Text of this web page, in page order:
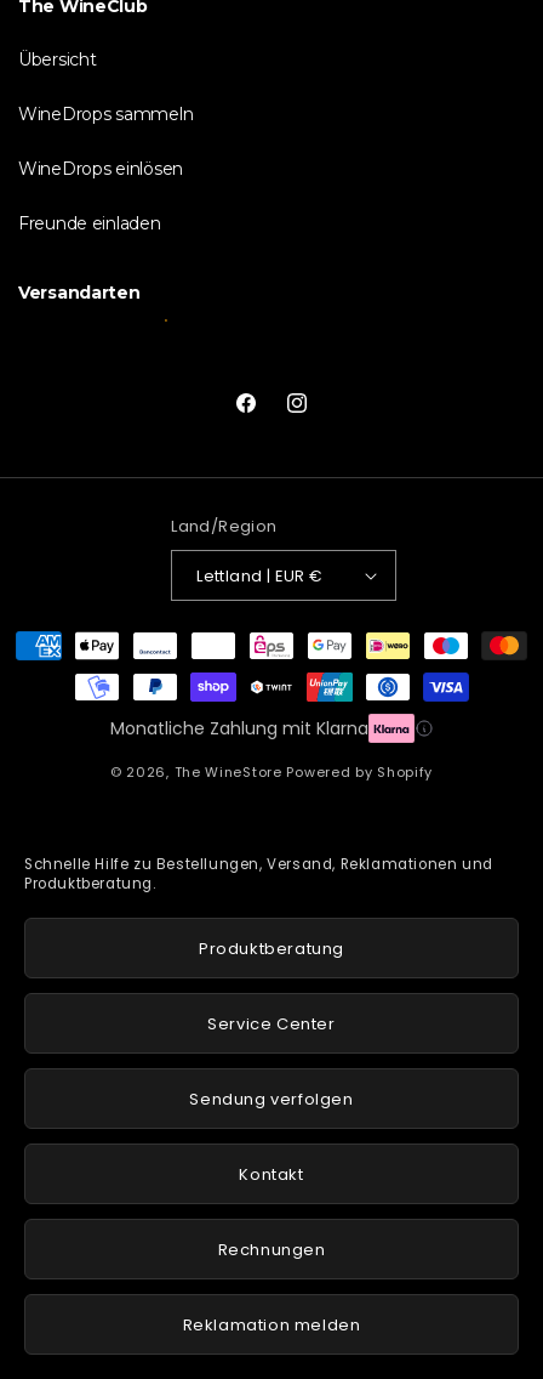
The WineClub
Übersicht
WineDrops sammeln
WineDrops einlösen
Freunde einladen
Versandarten
FacebookInstagram
Land/Region
Lettland | EUR €
Zahlungsmethoden
Monatliche Zahlung mit Klarna
© 2026, The WineStore Powered by Shopify
Schnelle Hilfe zu Bestellungen, Versand, Reklamationen und
Produktberatung.
Produktberatung
Service Center
Sendung verfolgen
Kontakt
Rechnungen
Reklamation melden